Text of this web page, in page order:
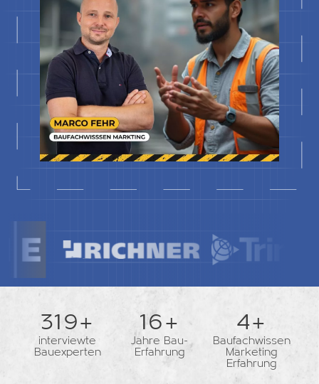
362+
interviewte
Bauexperten
18+
Jahre Bau-
Erfahrung
5+
Baufachwissen
Marketing
Erfahrung